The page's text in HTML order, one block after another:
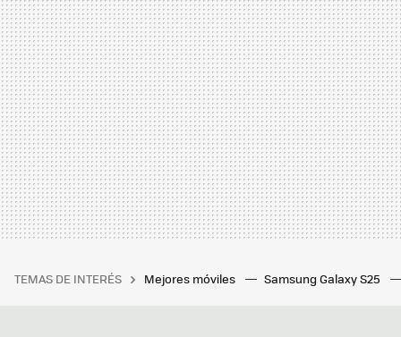
TEMAS DE INTERÉS Mejores móviles Samsung Galaxy S25